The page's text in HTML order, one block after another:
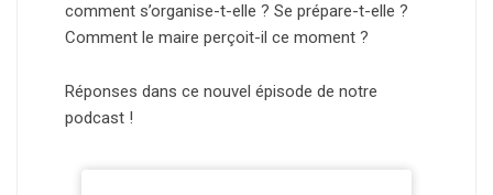
comment s’organise-t-elle ? Se prépare-t-elle ?
Comment le maire perçoit-il ce moment ?
Réponses dans ce nouvel épisode de notre
podcast !